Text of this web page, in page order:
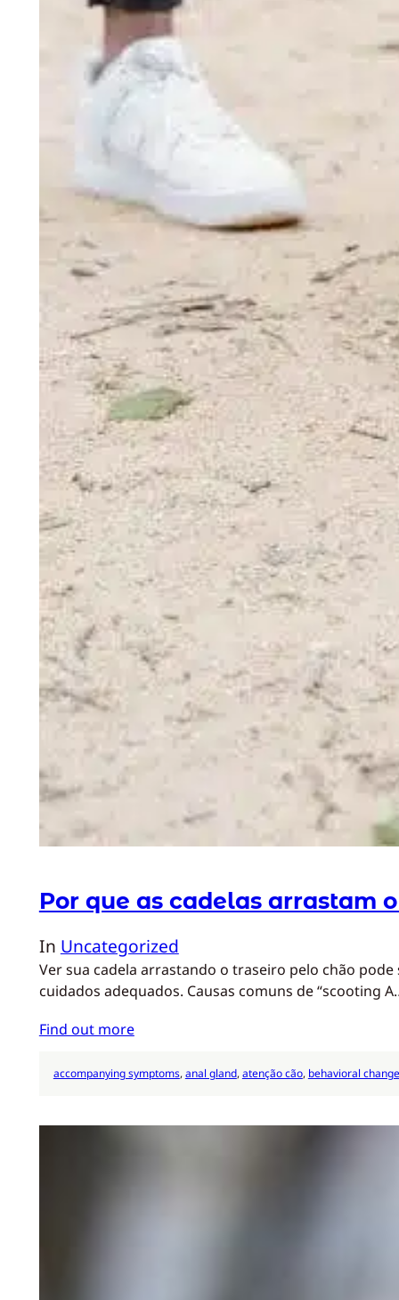
Por que as cadelas arrastam
In Uncategorized
Ver sua cadela arrastando o traseiro pelo chão
cuidados adequados. Causas comuns de “scooting
Find out more
accompanying symptoms, anal gland, atenção cão, behavioral